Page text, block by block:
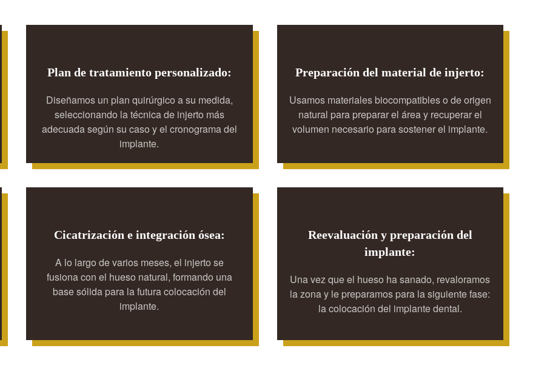
Plan de tratamiento personalizado:
Diseñamos un plan quirúrgico a su medida,
seleccionando la técnica de injerto más
adecuada según su caso y el cronograma del
implante.
Preparación del material de injerto:
Usamos materiales biocompatibles o de origen
natural para preparar el área y recuperar el
volumen necesario para sostener el implante.
Cicatrización e integración ósea:
A lo largo de varios meses, el injerto se
fusiona con el hueso natural, formando una
base sólida para la futura colocación del
implante.
Reevaluación y preparación del
implante:
Una vez que el hueso ha sanado, revaloramos
la zona y le preparamos para la siguiente fase:
la colocación del implante dental.